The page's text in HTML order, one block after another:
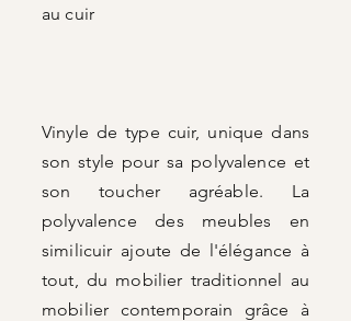
au cuir
Vinyle de type cuir, unique dans
son style pour sa polyvalence et
son toucher agréable. La
polyvalence des meubles en
similicuir ajoute de l'élégance à
tout, du mobilier traditionnel au
mobilier contemporain grâce à